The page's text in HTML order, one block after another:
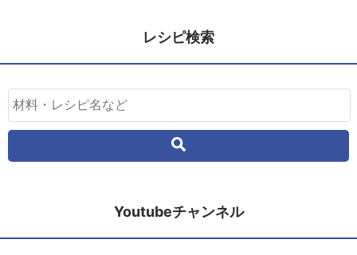
レシピ検索
Youtubeチャンネル